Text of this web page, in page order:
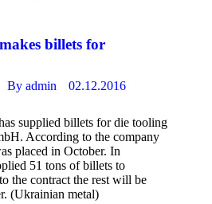
billets for
By admin
02.12.2016
supplied billets for die tooling
According to the company
placed in October. In
51 tons of billets to
the contract the rest will be
(Ukrainian metal)